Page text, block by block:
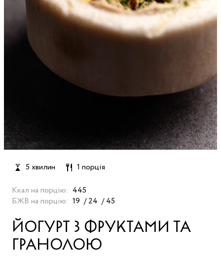
5 хвилин 1 порція
Ккал на порцію: 445
БЖВ на порцію: 19 24 45
ЙОГУРТ З ФРУКТАМИ ТА
ГРАНОЛОЮ